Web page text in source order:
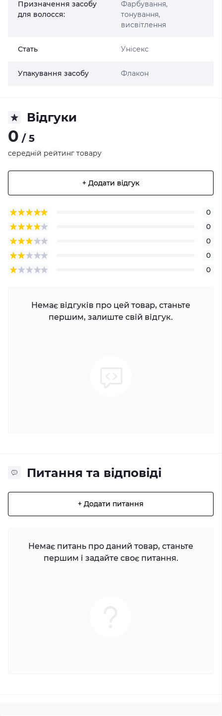
Призначення засобу
для волосся:
Фарбування,
тонування,
висвітлення
Стать Унісекс
Упакування засобу Флакон
Відгуки
0 / 5
середній рейтинг товару
+ Додати відгук
0
0
0
0
0
Немає відгуків про цей товар, станьте
першим, залиште свій відгук.
Питання та відповіді
+ Додати питання
Немає питань про даний товар, станьте
першим і задайте своє питання.